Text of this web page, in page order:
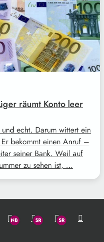
räumt Konto leer
echt. Darum wittert ein
bekommt einen Anruf –
seiner Bank. Weil auf
zu sehen ist, …